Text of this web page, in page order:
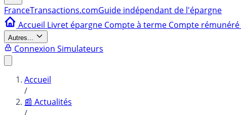
FranceTransactions.comGuide indépendant de l'épargne
Accueil Livret épargne Compte à terme Compte rémunéré
Autres...
Connexion Simulateurs
Accueil
/
📰 Actualités